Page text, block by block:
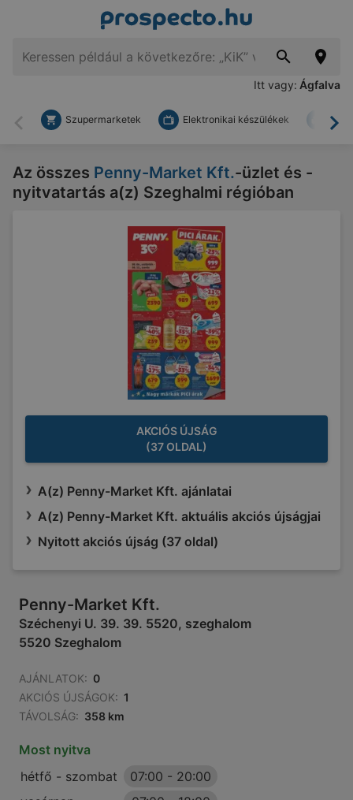
Itt vagy: Ágfalva
Vissza
Szupermarketek Elektronikai készülékek
Az összes Penny-Market Kft.-üzlet és -
nyitvatartás a(z) Szeghalmi régióban
AKCIÓS ÚJSÁG
(37 OLDAL)
A(z) Penny-Market Kft. ajánlatai
A(z) Penny-Market Kft. aktuális akciós újságjai
Nyitott akciós újság (37 oldal)
Penny-Market Kft.
Széchenyi U. 39. 39. 5520, szeghalom
5520 Szeghalom
AJÁNLATOK: 0
AKCIÓS ÚJSÁGOK: 1
TÁVOLSÁG: 358 km
Most nyitva
hétfő - szombat
07:00 - 20:00